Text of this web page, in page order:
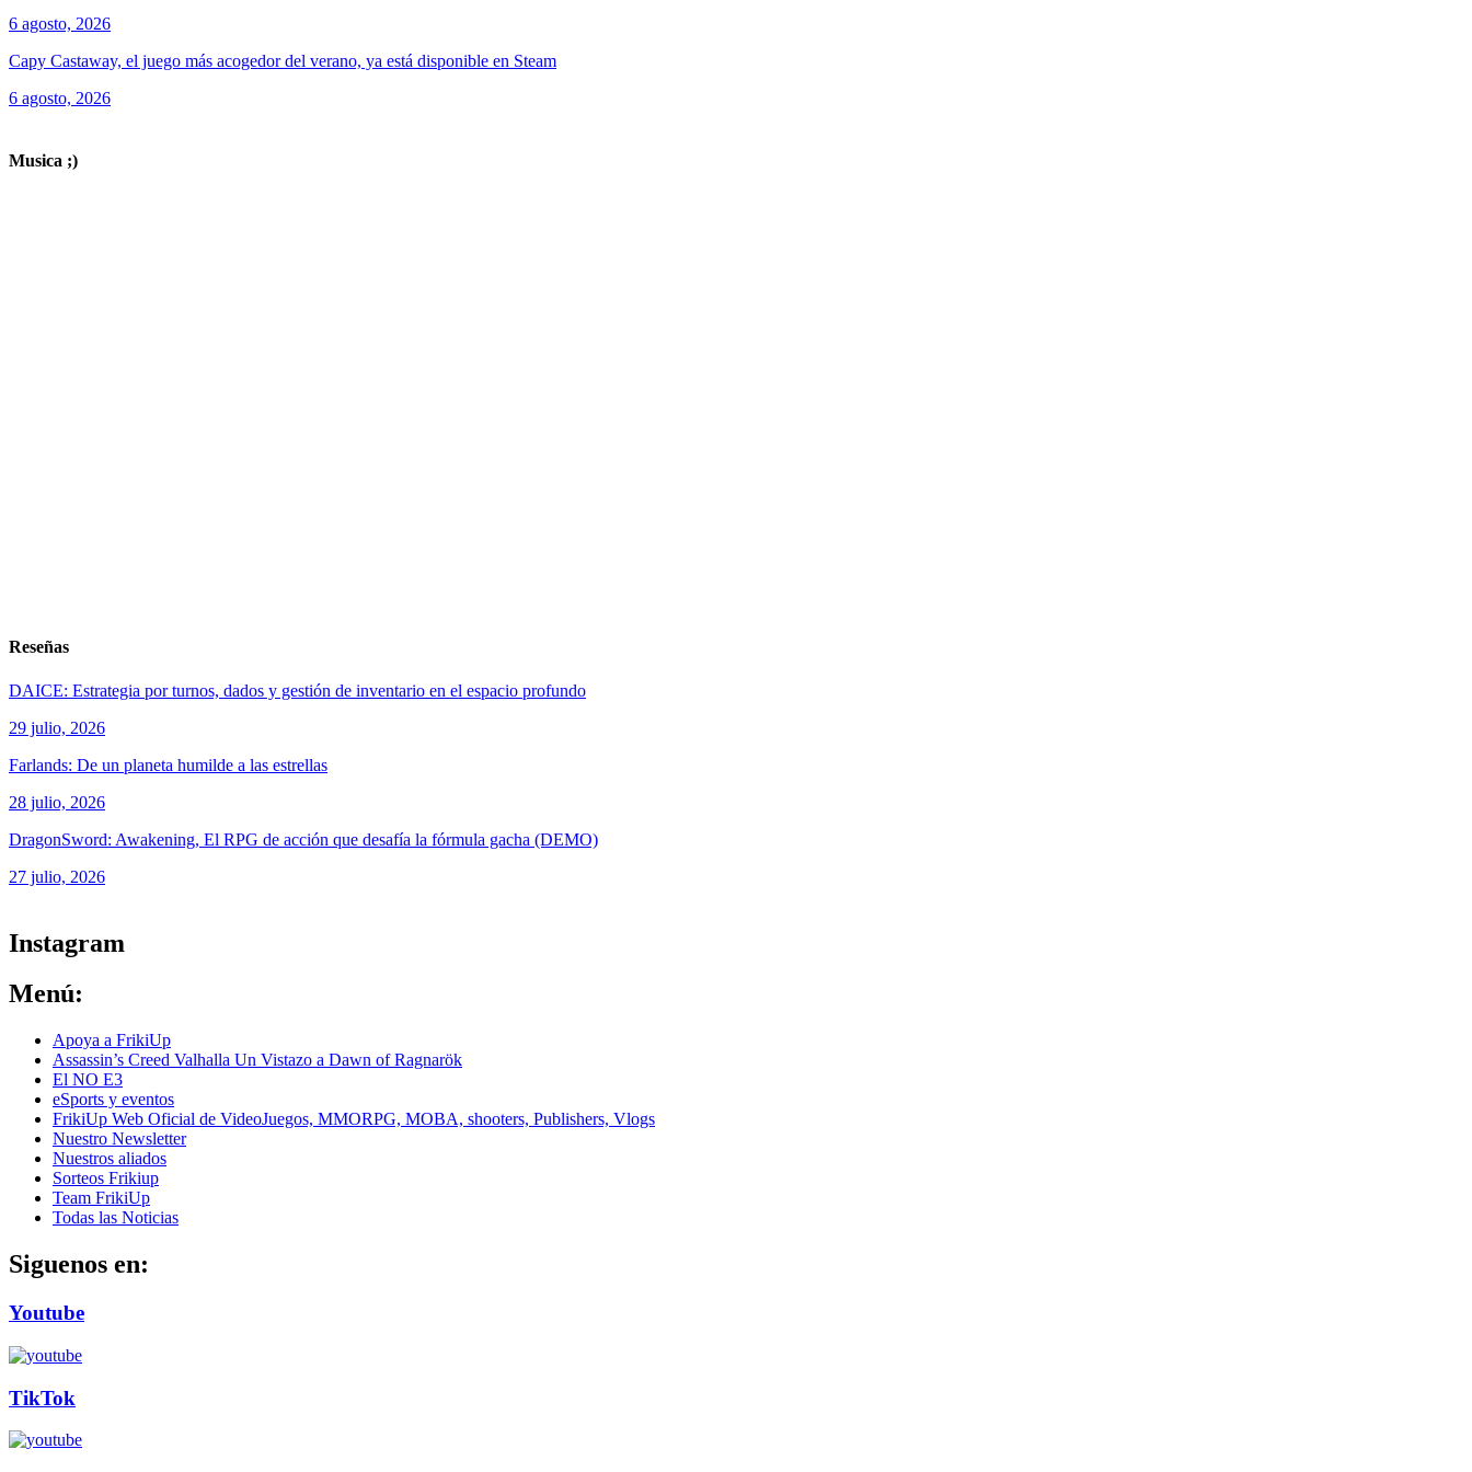
6 agosto, 2026
Capy Castaway, el juego más acogedor del verano, ya está disponible en Steam
6 agosto, 2026
Musica ;)
Reseñas
DAICE: Estrategia por turnos, dados y gestión de inventario en el espacio profundo
29 julio, 2026
Farlands: De un planeta humilde a las estrellas
28 julio, 2026
DragonSword: Awakening, El RPG de acción que desafía la fórmula gacha (DEMO)
27 julio, 2026
Instagram
Menú:
Apoya a FrikiUp
Assassin’s Creed Valhalla Un Vistazo a Dawn of Ragnarök
El NO E3
eSports y eventos
FrikiUp Web Oficial de VideoJuegos, MMORPG, MOBA, shooters, Publishers, Vlogs
Nuestro Newsletter
Nuestros aliados
Sorteos Frikiup
Team FrikiUp
Todas las Noticias
Siguenos en:
Youtube
TikTok